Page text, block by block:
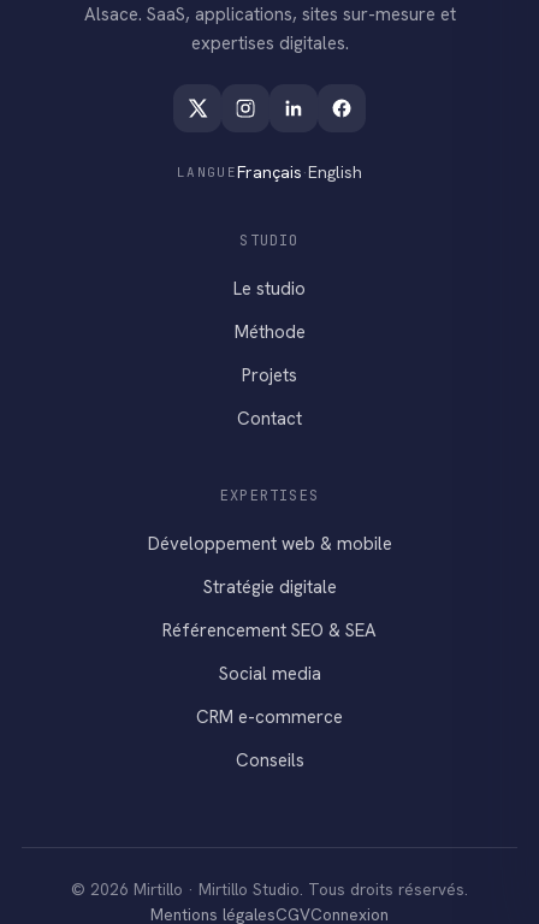
Alsace. SaaS, applications, sites sur-mesure et
expertises digitales.
LANGUEFrançais·English
STUDIO
Le studio
Méthode
Projets
Contact
EXPERTISES
Développement web & mobile
Stratégie digitale
Référencement SEO & SEA
Social media
CRM e-commerce
Conseils
© 2026 Mirtillo · Mirtillo Studio. Tous droits réservés.
Mentions légalesCGVConnexion